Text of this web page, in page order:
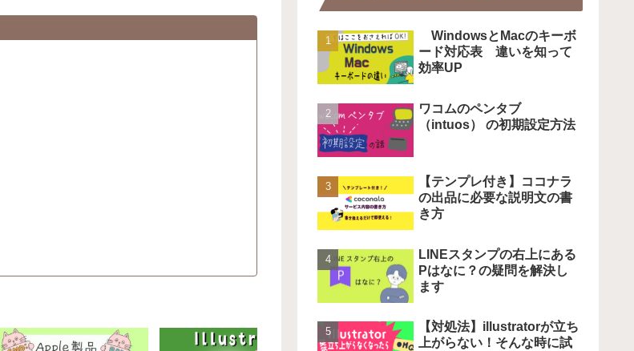
WindowsとMacのキーボ
ード対応表 違いを知って
効率UP
ワコムのペンタブ
（intuos） の初期設定方法
【テンプレ付き】ココナラ
の出品に必要な説明文の書
き方
LINEスタンプの右上にある
Pはなに？の疑問を解決し
ます
【対処法】illustratorが立ち
上がらない！そんな時に試